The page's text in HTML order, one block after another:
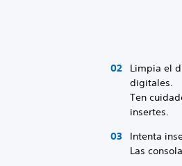
Limpia el
digitales.
Ten
insertes.
Intenta
Las